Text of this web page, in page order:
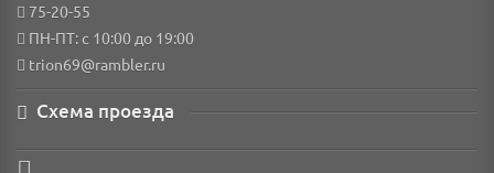
75-20-55
ПН-ПТ: с 10:00 до 19:00
trion69@rambler.ru
Схема проезда